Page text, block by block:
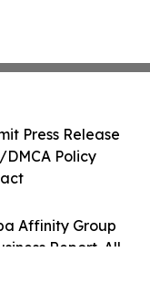
Affinity Group
Report. All
Press Release
Policy